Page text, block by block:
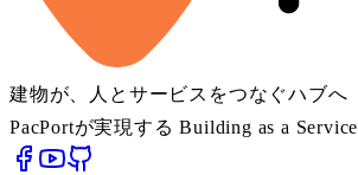
建物が、人とサービスをつなぐハブへ
PacPortが実現する Building as a Service